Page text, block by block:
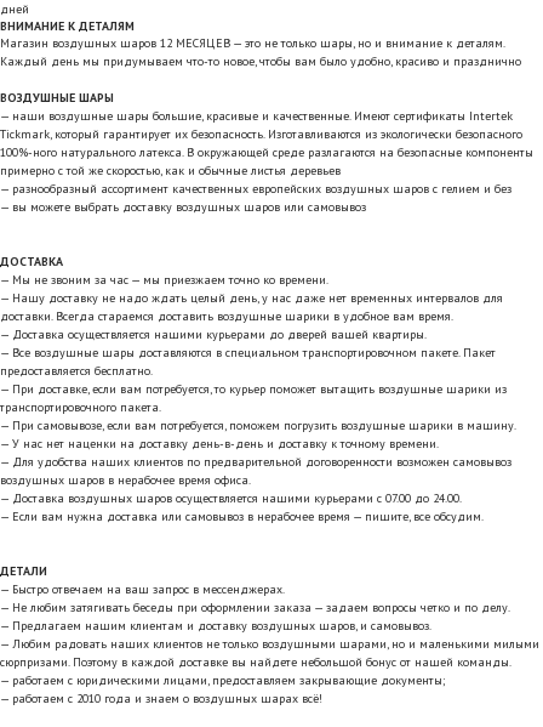
дней
ВНИМАНИЕ К ДЕТАЛЯМ
Магазин воздушных шаров 12 МЕСЯЦЕВ — это не только шары, но и внимание к деталям.
Каждый день мы придумываем что-то новое, чтобы вам было удобно, красиво и празднично
ВОЗДУШНЫЕ ШАРЫ
— наши воздушные шары большие, красивые и качественные. Имеют сертификаты Intertek
Tickmark, который гарантирует их безопасность. Изготавливаются из экологически безопасного
100%-ного натурального латекса. В окружающей среде разлагаются на безопасные компоненты
примерно с той же скоростью, как и обычные листья деревьев
— разнообразный ассортимент качественных европейских воздушных шаров с гелием и без
— вы можете выбрать доставку воздушных шаров или самовывоз
ДОСТАВКА
— Мы не звоним за час — мы приезжаем точно ко времени.
— Нашу доставку не надо ждать целый день, у нас даже нет временных интервалов для
доставки. Всегда стараемся доставить воздушные шарики в удобное вам время.
— Доставка осуществляется нашими курьерами до дверей вашей квартиры.
— Все воздушные шары доставляются в специальном транспортировочном пакете. Пакет
предоставляется бесплатно.
— При доставке, если вам потребуется, то курьер поможет вытащить воздушные шарики из
транспортировочного пакета.
— При самовывозе, если вам потребуется, поможем погрузить воздушные шарики в машину.
— У нас нет наценки на доставку день-в-день и доставку к точному времени.
— Для удобства наших клиентов по предварительной договоренности возможен самовывоз
воздушных шаров в нерабочее время офиса.
— Доставка воздушных шаров осуществляется нашими курьерами с 07.00 до 24.00.
— Если вам нужна доставка или самовывоз в нерабочее время — пишите, все обсудим.
ДЕТАЛИ
— Быстро отвечаем на ваш запрос в мессенджерах.
— Не любим затягивать беседы при оформлении заказа — задаем вопросы четко и по делу.
— Предлагаем нашим клиентам и доставку воздушных шаров, и самовывоз.
— Любим радовать наших клиентов не только воздушными шарами, но и маленькими милыми
сюрпризами. Поэтому в каждой доставке вы найдете небольшой бонус от нашей команды.
— работаем с юридическими лицами, предоставляем закрывающие документы;
— работаем с 2010 года и знаем о воздушных шарах всё!